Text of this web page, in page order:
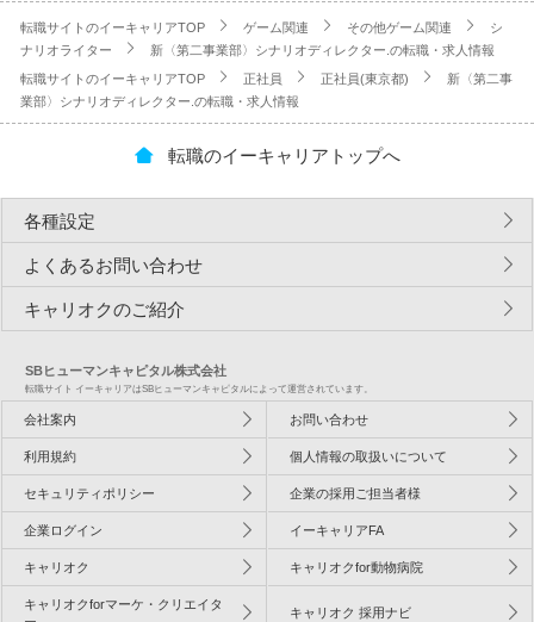
転職サイトのイーキャリアTOP ゲーム関連 その他ゲーム関連
シ
ナリオライター
新〈第二事業部〉シナリオディレクター.の転職・求人情報
転職サイトのイーキャリアTOP 正社員 正社員(東京都)
新〈第二事
業部〉シナリオディレクター.の転職・求人情報
転職のイーキャリアトップへ
各種設定
よくあるお問い合わせ
キャリオクのご紹介
SBヒューマンキャピタル株式会社
転職サイト イーキャリアはSBヒューマンキャピタルによって運営されています。
会社案内 お問い合わせ
利用規約 個人情報の取扱いについて
セキュリティポリシー 企業の採用ご担当者様
企業ログイン イーキャリアFA
キャリオク キャリオクfor動物病院
キャリオクforマーケ・クリエイタ
キャリオク 採用ナビ